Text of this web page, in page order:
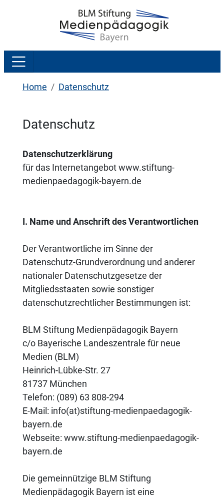
Home Datenschutz
Datenschutz
Datenschutzerklärung
für das Internetangebot www.stiftung-
medienpaedagogik-bayern.de
I. Name und Anschrift des Verantwortlichen
Der Verantwortliche im Sinne der
Datenschutz-Grundverordnung und anderer
nationaler Datenschutzgesetze der
Mitgliedsstaaten sowie sonstiger
datenschutzrechtlicher Bestimmungen ist:
BLM Stiftung Medienpädagogik Bayern
c/o Bayerische Landeszentrale für neue
Medien (BLM)
Heinrich-Lübke-Str. 27
81737 München
Telefon: (089) 63 808-294
E-Mail: info(at)stiftung-medienpaedagogik-
bayern.de
Webseite: www.stiftung-medienpaedagogik-
bayern.de
Die gemeinnützige BLM Stiftung
Medienpädagogik Bayern ist eine